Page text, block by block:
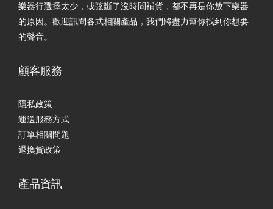
樂器行選擇太少，或弦斷了沒時間補貨，都不再是你放下樂器
的原因。歡迎訊問各式相關產品，我們將盡力幫你找到你想要
的聲音。
顧客服務
隱私政策
運送服務方式
訂單相關問題
退換貨政策
產品資訊